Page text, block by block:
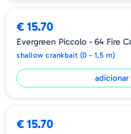
€ 15.70
Evergreen Piccolo - 64 Fire
shallow crankbait (0 - 1,5 m)
adicionar
€ 15.70